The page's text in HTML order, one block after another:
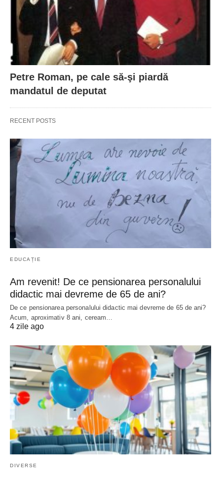
Petre Roman, pe cale să-şi piardă
mandatul de deputat
RECENT POSTS
EDUCAȚIE
Am revenit! De ce pensionarea personalului
didactic mai devreme de 65 de ani?
De ce pensionarea personalului didactic mai devreme de 65 de ani?
Acum, aproximativ 8 ani, ceream…
4 zile ago
DIVERSE